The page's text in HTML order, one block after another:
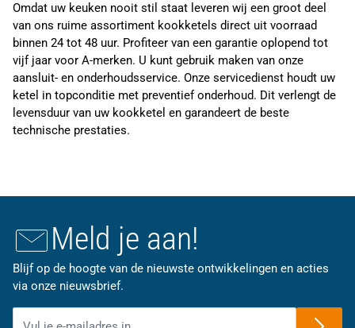
Omdat uw keuken nooit stil staat leveren wij een groot deel
van ons ruime assortiment kookketels direct uit voorraad
binnen 24 tot 48 uur. Profiteer van een garantie oplopend tot
vijf jaar voor A-merken. U kunt gebruik maken van onze
aansluit- en onderhoudsservice. Onze servicedienst houdt uw
ketel in topconditie met preventief onderhoud. Dit verlengt de
levensduur van uw kookketel en garandeert de beste
technische prestaties.
Meld je aan!
Blijf op de hoogte van de nieuwste ontwikkelingen en acties
via onze nieuwsbrief.